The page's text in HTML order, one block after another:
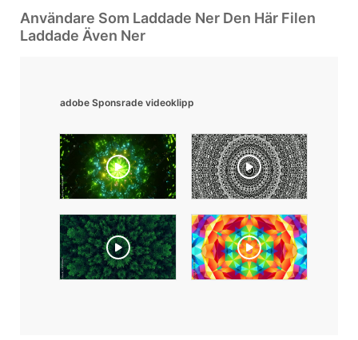
Användare Som Laddade Ner Den Här Filen
Laddade Även Ner
adobe Sponsrade videoklipp